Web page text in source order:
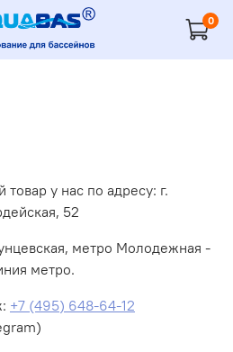
0
у нас по адресу: г.
52
метро Молодежная -
метро.
+7 (495) 648-64-12